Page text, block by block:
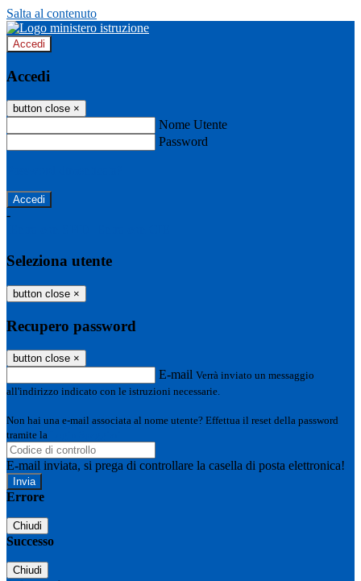
Salta al contenuto
Accedi
Accedi
button close ×
Nome Utente
Password
-
Seleziona utente
button close ×
Recupero password
button close ×
E-mail Verrà inviato un messaggio
all'indirizzo indicato con le istruzioni necessarie.
Non hai una e-mail associata al nome utente? Effettua il reset della password
tramite la
E-mail inviata, si prega di controllare la casella di posta elettronica!
Errore
Chiudi
Successo
Chiudi